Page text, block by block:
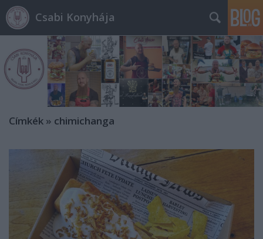
Csabi Konyhája
Címkék » chimichanga